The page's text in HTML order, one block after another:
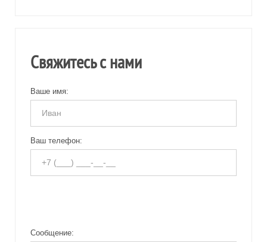
Свяжитесь с нами
Ваше имя:
Ваш телефон:
Сообщение: